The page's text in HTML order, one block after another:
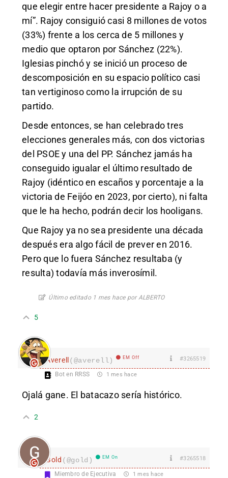
que elegir entre hacer presidente a Rajoy o a
mí”. Rajoy consiguió casi 8 millones de votos
(33%) frente a los cerca de 5 millones y
medio que optaron por Sánchez (22%).
Iglesias pinchó y se inició un proceso de
descomposición en su espacio político casi
tan vertiginoso como la irrupción de su
partido.
Desde entonces, se han celebrado tres
elecciones generales más, con dos victorias
del PSOE y una del PP. Sánchez jamás ha
conseguido igualar el último resultado de
Rajoy (idéntico en escaños y porcentaje a la
victoria de Feijóo en 2023, por cierto), ni falta
que le ha hecho, podrán decir los hooligans.
Que Rajoy ya no sea presidente una década
después era algo fácil de prever en 2016.
Pero que lo fuera Sánchez resultaba (y
resulta) todavía más inverosímil.
Último editado 1 mes hace por ALBERTO
5
Averell(@averell) EM Off #3265519
Bot en RRSS 1 mes hace
Ojalá gane. El batacazo sería histórico.
2
Gold (@gold) EM On #3265518
Miembro de Ejecutiva 1 mes hace